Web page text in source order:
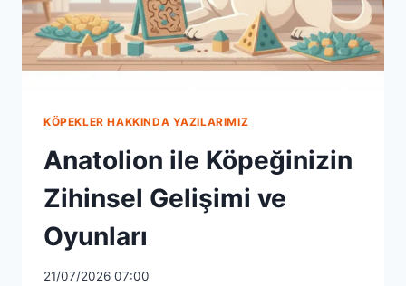
KÖPEKLER HAKKINDA YAZILARIMIZ
Anatolion ile Köpeğinizin
Zihinsel Gelişimi ve
Oyunları
21/07/2026 07:00